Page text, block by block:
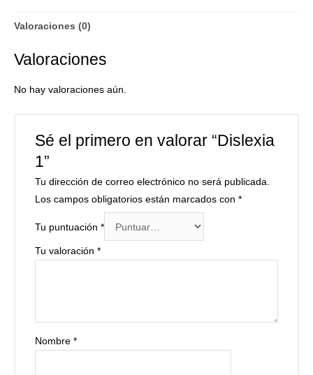
Valoraciones (0)
Valoraciones
No hay valoraciones aún.
Sé el primero en valorar “Dislexia
1”
Tu dirección de correo electrónico no será publicada.
Los campos obligatorios están marcados con *
Tu puntuación *
Tu valoración *
Nombre *